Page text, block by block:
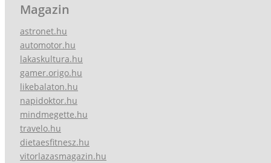
Magazin
astronet.hu
automotor.hu
lakaskultura.hu
gamer.origo.hu
likebalaton.hu
napidoktor.hu
mindmegette.hu
travelo.hu
dietaesfitnesz.hu
vitorlazasmagazin.hu